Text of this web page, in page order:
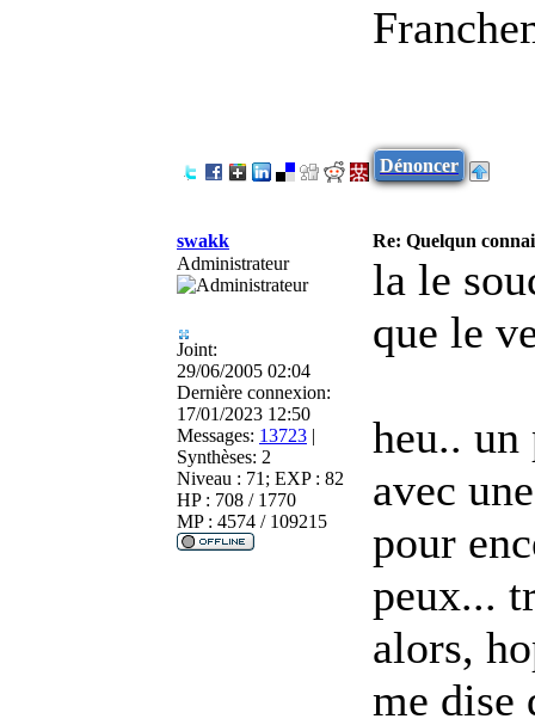
Dénoncer
swakk
Re: Quelqun
Administrateur
Joint:
29/06/2005 02:04
Dernière connexion:
17/01/2023 12:50
Messages: 13723 |
Synthèses: 2
Niveau : 71; EXP : 82
HP : 708 / 1770
MP : 4574 / 109215
la le
que le
heu.. un
avec
pour
peux...
alors,
me dise